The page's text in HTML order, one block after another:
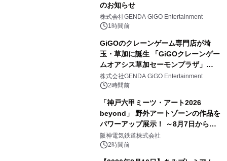
のお知らせ
株式会社GENDA GiGO Entertainment
1時間前
GiGOのクレーンゲーム専門店が埼
玉・草加に誕生 「GiGOクレーンゲー
ムオアシス草加セーモンプラザ」
2026年8月7日(金)10時グランドオープ
ン
株式会社GENDA GiGO Entertainment
2時間前
「神戸六甲ミーツ・アート2026
beyond」 野外アートゾーンの作品を
パワーアップ展示！ ～8月7日からは
直前割パスポートを販売～
阪神電気鉄道株式会社
2時間前